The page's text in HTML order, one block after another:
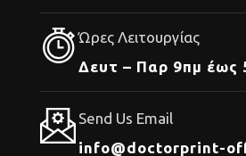
Ώρες Λειτουργίας
Δευτ – Παρ 9πμ έως
Send Us Email
info@doctorprint-